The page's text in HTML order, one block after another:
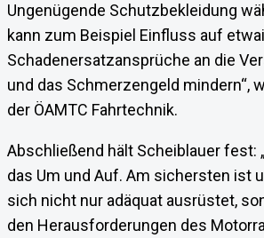
Ungenügende Schutzbekleidung
kann zum Beispiel Einfluss auf
Schadenersatzansprüche an die
und das Schmerzengeld mindern“,
der ÖAMTC Fahrtechnik.
Abschließend hält Scheiblauer fest:
das Um und Auf. Am sichersten ist
sich nicht nur adäquat ausrüstet,
den Herausforderungen des